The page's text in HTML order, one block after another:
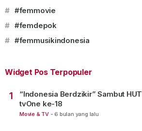
# #femmovie
# #femdepok
# #femmusikindonesia
Widget Pos Terpopuler
1
“Indonesia Berdzikir” Sambut HUT
tvOne ke-18
Movie & TV - 6 bulan yang lalu